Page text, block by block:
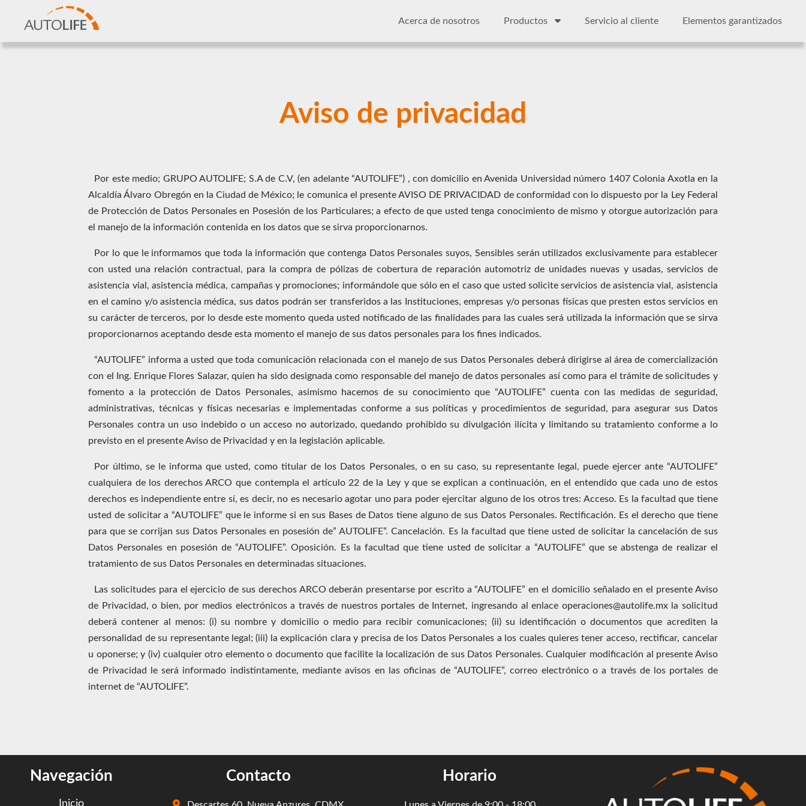
Elementos garantizados
Servicio al cliente
Productos
Acerca de nosotros
Aviso de privacidad
Por este medio; GRUPO AUTOLIFE; S.A de C.V, (en adelante “AUTOLIFE”) , con domicilio en Avenida Universidad número 1407 Colonia Axotla en la
Alcaldía Álvaro Obregón en la Ciudad de México; le comunica el presente AVISO DE PRIVACIDAD de conformidad con lo dispuesto por la Ley Federal
de Protección de Datos Personales en Posesión de los Particulares; a efecto de que usted tenga conocimiento de mismo y otorgue autorización para
el manejo de la información contenida en los datos que se sirva proporcionarnos.
Por lo que le informamos que toda la información que contenga Datos Personales suyos, Sensibles serán utilizados exclusivamente para establecer
con usted una relación contractual, para la compra de pólizas de cobertura de reparación automotriz de unidades nuevas y usadas, servicios de
asistencia vial, asistencia médica, campañas y promociones; informándole que sólo en el caso que usted solicite servicios de asistencia vial, asistencia
en el camino y/o asistencia médica, sus datos podrán ser transferidos a las Instituciones, empresas y/o personas físicas que presten estos servicios en
su carácter de terceros, por lo desde este momento queda usted notificado de las finalidades para las cuales será utilizada la información que se sirva
proporcionarnos aceptando desde esta momento el manejo de sus datos personales para los fines indicados.
“AUTOLIFE” informa a usted que toda comunicación relacionada con el manejo de sus Datos Personales deberá dirigirse al área de comercialización
con el Ing. Enrique Flores Salazar, quien ha sido designada como responsable del manejo de datos personales así como para el trámite de solicitudes y
fomento a la protección de Datos Personales, asimismo hacemos de su conocimiento que “AUTOLIFE” cuenta con las medidas de seguridad,
administrativas, técnicas y físicas necesarias e implementadas conforme a sus políticas y procedimientos de seguridad, para asegurar sus Datos
Personales contra un uso indebido o un acceso no autorizado, quedando prohibido su divulgación ilícita y limitando su tratamiento conforme a lo
previsto en el presente Aviso de Privacidad y en la legislación aplicable.
Por último, se le informa que usted, como titular de los Datos Personales, o en su caso, su representante legal, puede ejercer ante “AUTOLIFE”
cualquiera de los derechos ARCO que contempla el artículo 22 de la Ley y que se explican a continuación, en el entendido que cada uno de estos
derechos es independiente entre sí, es decir, no es necesario agotar uno para poder ejercitar alguno de los otros tres: Acceso. Es la facultad que tiene
usted de solicitar a “AUTOLIFE” que le informe si en sus Bases de Datos tiene alguno de sus Datos Personales. Rectificación. Es el derecho que tiene
para que se corrijan sus Datos Personales en posesión de” AUTOLIFE”. Cancelación. Es la facultad que tiene usted de solicitar la cancelación de sus
Datos Personales en posesión de “AUTOLIFE”. Oposición. Es la facultad que tiene usted de solicitar a “AUTOLIFE” que se abstenga de realizar el
tratamiento de sus Datos Personales en determinadas situaciones.
Las solicitudes para el ejercicio de sus derechos ARCO deberán presentarse por escrito a “AUTOLIFE” en el domicilio señalado en el presente Aviso
de Privacidad, o bien, por medios electrónicos a través de nuestros portales de Internet, ingresando al enlace operaciones@autolife.mx la solicitud
deberá contener al menos: (i) su nombre y domicilio o medio para recibir comunicaciones; (ii) su identificación o documentos que acrediten la
personalidad de su representante legal; (iii) la explicación clara y precisa de los Datos Personales a los cuales quieres tener acceso, rectificar, cancelar
u oponerse; y (iv) cualquier otro elemento o documento que facilite la localización de sus Datos Personales. Cualquier modificación al presente Aviso
de Privacidad le será informado indistintamente, mediante avisos en las oficinas de “AUTOLIFE”, correo electrónico o a través de los portales de
internet de “AUTOLIFE”.
Navegación
Inicio
Contacto Horario